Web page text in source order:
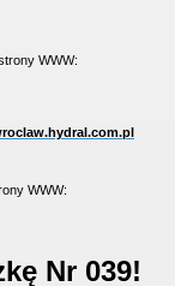
WWW:
WWW:
Nr 039!